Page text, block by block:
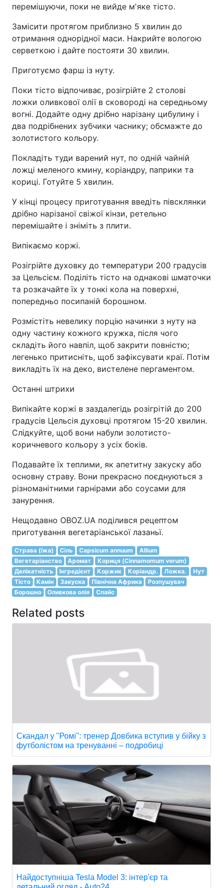
перемішуючи, поки не вийде м'яке тісто.
Замісити протягом приблизно 5 хвилин до
отримання однорідної маси. Накрийте вологою
серветкою і дайте постояти 30 хвилин.
Приготуємо фарш із нуту.
Поки тісто відпочиває, розігрійте 2 столові
ложки оливкової олії в сковороді на середньому
вогні. Додайте одну дрібно нарізану цибулину і
два подрібнених зубчики часнику; обсмажте до
золотистого кольору.
Покладіть туди варений нут, по одній чайній
ложці меленого кмину, коріандру, паприки та
кориці. Готуйте 5 хвилин.
У кінці процесу приготування введіть півсклянки
дрібно нарізаної свіжої кінзи, ретельно
перемішайте і зніміть з плити.
Випікаємо коржі.
Розігрійте духовку до температури 200 градусів
за Цельсієм. Поділіть тісто на однакові шматочки
та розкачайте їх у тонкі кола на поверхні,
попередньо посипаній борошном.
Розмістіть невелику порцію начинки з нуту на
одну частину кожного кружка, після чого
складіть його навпіл, щоб закрити повністю;
легенько притисніть, щоб зафіксувати краї. Потім
викладіть їх на деко, вистелене пергаментом.
Останні штрихи
Випікайте коржі в заздалегідь розігрітій до 200
градусів Цельсія духовці протягом 15-20 хвилин.
Слідкуйте, щоб вони набули золотисто-
коричневого кольору з усіх боків.
Подавайте їх теплими, як апетитну закуску або
основну страву. Вони прекрасно поєднуються з
різноманітними гарнірами або соусами для
занурення.
Нещодавно OBOZ.UA поділився рецептом
приготування вегетаріанської лазаньї.
Страва (їжа) Сіль Capsicum annuum
Allium
Вегетаріанство
Аромат
Кориця (Cinnamomum verum)
Делікатність
Інгредієнт Коржик Коріандр. Ложка.
Нут
Тісто
Камін Закуска Північна Африка
Розпушувач
Борошно
Оливкова олія Спайс
Related posts
Скандал у "Ромі": тренер Довбика вступив у бійку з
футболістом на тренуванні – подробиці
Найдоступніша Tesla Model 3: інтер'єр та